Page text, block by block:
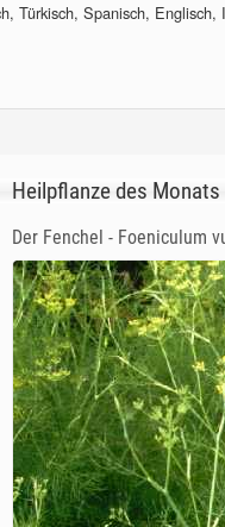
Türkisch, Spanisch, Englisch,
Heilpflanze des Monats
Der Fenchel - Foeniculum